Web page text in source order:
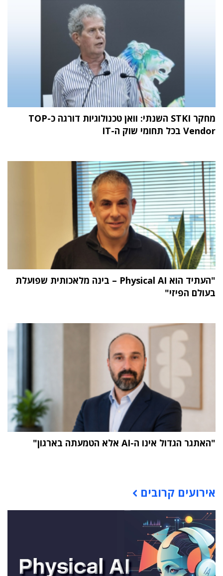
מחקר STKI השנתי: וואן טכנולוגיות דורגה כ-TOP
Vendor בכל תחומי שוק ה-IT
"העתיד הוא Physical AI – בינה מלאכותית שפועלת
בעולם הפיזי"
"האתגר הגדול אינו ה-AI אלא הטמעתה בארגון"
אירועים קרובים